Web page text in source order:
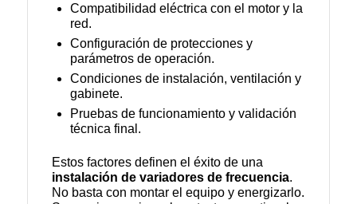
Compatibilidad eléctrica con el motor y la
red.
Configuración de protecciones y
parámetros de operación.
Condiciones de instalación, ventilación y
gabinete.
Pruebas de funcionamiento y validación
técnica final.
Estos factores definen el éxito de una
instalación de variadores de frecuencia.
No basta con montar el equipo y energizarlo.